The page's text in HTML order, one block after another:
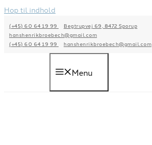
Hop til indhold
(+45) 60 64 19 99
Begtrupvej 69, 8472 Sporup
hanshenrikbroebech@gmail.com
(+45) 60 64 19 99
hanshenrikbroebech@gmail.com
Menu